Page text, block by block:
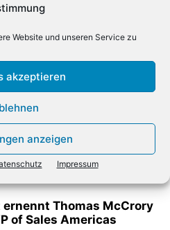
Website und unseren Service zu
akzeptieren
anzeigen
Impressum
Artikel
Hardware-Preise:
verschieben Käufe
ernennt Thomas McCrory
of Sales Americas